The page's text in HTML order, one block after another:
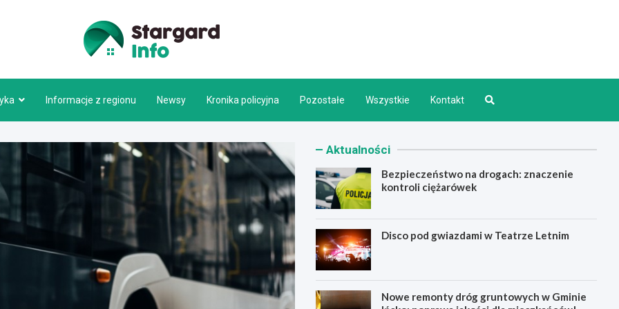
Informacje z regionu Newsy Kronika policyjna Pozostałe Wszystkie Kontakt
Aktualności
Bezpieczeństwo na drogach: znaczenie
kontroli ciężarówek
Disco pod gwiazdami w Teatrze Letnim
Nowe remonty dróg gruntowych w Gminie